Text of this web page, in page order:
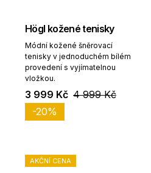
Högl kožené tenisky
Módní kožené šněrovací
tenisky v jednoduchém bílém
provedení s vyjímatelnou
vložkou.
3 999 Kč 4 999 Kč
-20%
AKČNÍ CENA